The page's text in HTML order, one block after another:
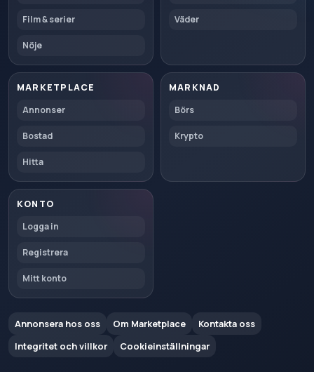
Film & serier
Nöje
Väder
MARKETPLACE
Annonser
Bostad
Hitta
MARKNAD
Börs
Krypto
KONTO
Logga in
Registrera
Mitt konto
Annonsera hos oss Om Marketplace
Kontakta oss
Integritet och villkor
Cookieinställningar